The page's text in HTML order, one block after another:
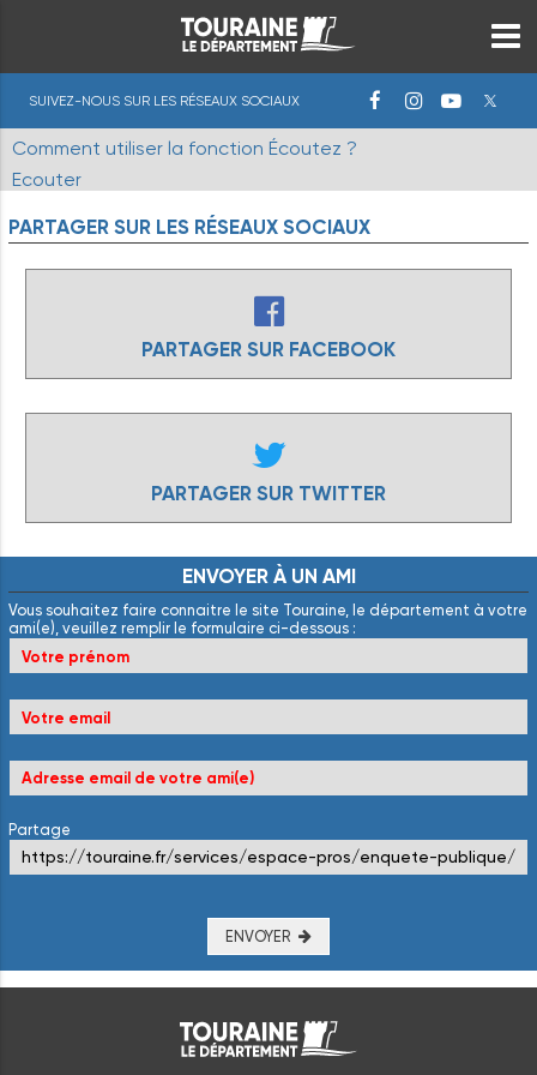
SUIVEZ-NOUS SUR LES RÉSEAUX SOCIAUX
Comment utiliser la fonction Écoutez ?
Ecouter
PARTAGER SUR LES RÉSEAUX SOCIAUX
PARTAGER SUR FACEBOOK
PARTAGER SUR TWITTER
ENVOYER À UN AMI
Vous souhaitez faire connaitre le site Touraine, le département à votre
ami(e), veuillez remplir le formulaire ci-dessous :
Partage
ENVOYER